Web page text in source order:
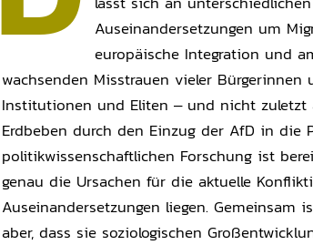
Auseinandersetzungen um
europäische Integration und
wachsenden Misstrauen vieler Bürgerinnen
Institutionen und Eliten – und nicht
Erdbeben durch den Einzug der AfD in die
politikwissenschaftlichen Forschung ist
genau die Ursachen für die aktuelle
Auseinandersetzungen liegen. Gemeinsam
aber, dass sie soziologischen